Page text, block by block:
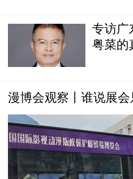
专访广
粤菜的
漫博会观察丨谁说展
旅爆款